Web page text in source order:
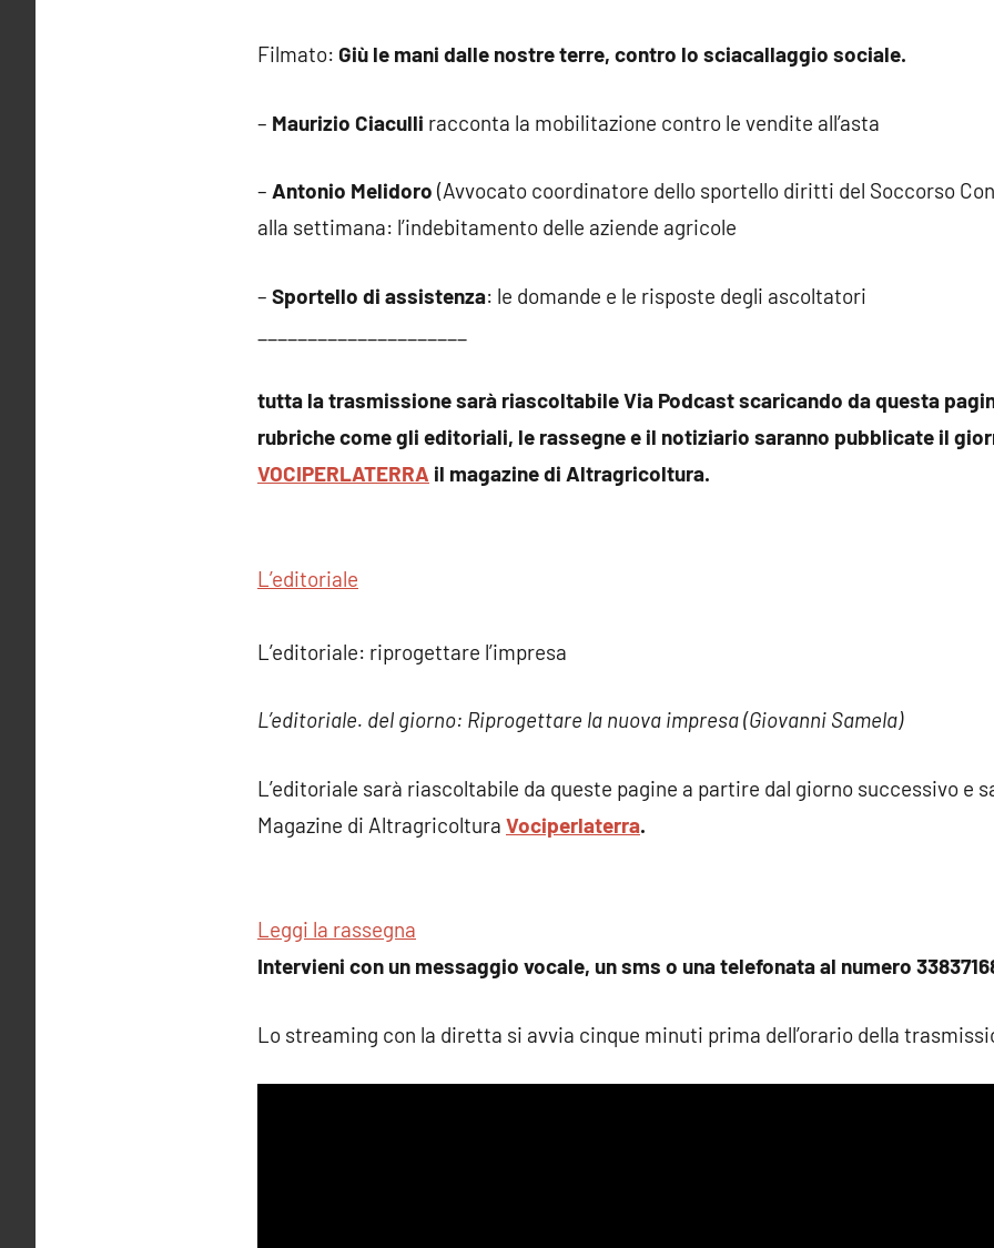
Filmato: Giù le mani dalle nostre terre, contro lo sciacallaggio sociale.
– Maurizio Ciaculli racconta la mobilitazione contro le vendite all’asta
– Antonio Melidoro (Avvocato coordinatore dello sportello diritti del Soccorso
alla settimana: l’indebitamento delle aziende agricole
– Sportello di assistenza: le domande e le risposte degli ascoltatori
tutta la trasmissione sarà riascoltabile Via Podcast scaricando da questa
rubriche come gli editoriali, le rassegne e il notiziario saranno pubblicate il
VOCIPERLATERRA il magazine di Altragricoltura.
L’editoriale
L’editoriale: riprogettare l’impresa
L’editoriale. del giorno: Riprogettare la nuova impresa (Giovanni Samela)
L’editoriale sarà riascoltabile da queste pagine a partire dal giorno successivo e
Magazine di Altragricoltura Vociperlaterra.
Leggi la rassegna
Intervieni con un messaggio vocale, un sms o una telefonata al numero
Lo streaming con la diretta si avvia cinque minuti prima dell’orario della